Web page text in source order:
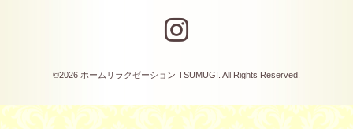
©2026 ホームリラクゼーション TSUMUGI . All Rights Reserved.